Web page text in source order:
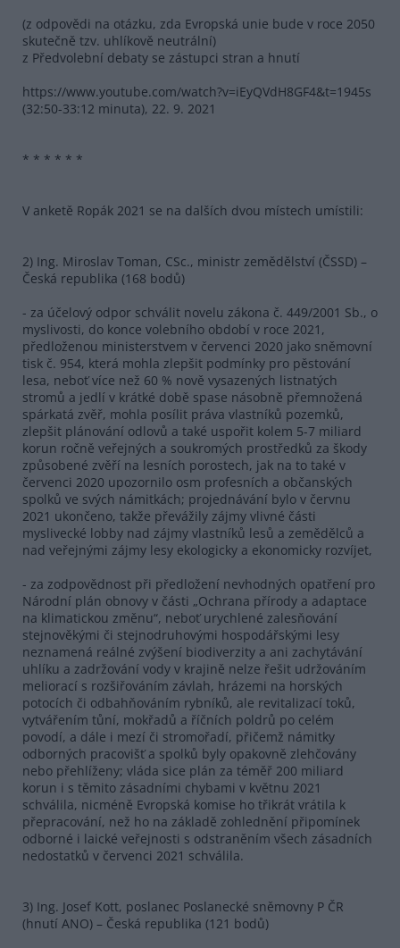
(z odpovědi na otázku, zda Evropská unie bude v roce 2050
skutečně tzv. uhlíkově neutrální)
z Předvolební debaty se zástupci stran a hnutí
https://www.youtube.com/watch?v=iEyQVdH8GF4&t=1945s
(32:50-33:12 minuta), 22. 9. 2021
* * * * * *
V anketě Ropák 2021 se na dalších dvou místech umístili:
2) Ing. Miroslav Toman, CSc., ministr zemědělství (ČSSD) –
Česká republika (168 bodů)
- za účelový odpor schválit novelu zákona č. 449/2001 Sb., o
myslivosti, do konce volebního období v roce 2021,
předloženou ministerstvem v červenci 2020 jako sněmovní
tisk č. 954, která mohla zlepšit podmínky pro pěstování
lesa, neboť více než 60 % nově vysazených listnatých
stromů a jedlí v krátké době spase násobně přemnožená
spárkatá zvěř, mohla posílit práva vlastníků pozemků,
zlepšit plánování odlovů a také uspořit kolem 5-7 miliard
korun ročně veřejných a soukromých prostředků za škody
způsobené zvěří na lesních porostech, jak na to také v
červenci 2020 upozornilo osm profesních a občanských
spolků ve svých námitkách; projednávání bylo v červnu
2021 ukončeno, takže převážily zájmy vlivné části
myslivecké lobby nad zájmy vlastníků lesů a zemědělců a
nad veřejnými zájmy lesy ekologicky a ekonomicky rozvíjet,
- za zodpovědnost při předložení nevhodných opatření pro
Národní plán obnovy v části „Ochrana přírody a adaptace
na klimatickou změnu“, neboť urychlené zalesňování
stejnověkými či stejnodruhovými hospodářskými lesy
neznamená reálné zvýšení biodiverzity a ani zachytávání
uhlíku a zadržování vody v krajině nelze řešit udržováním
meliorací s rozšiřováním závlah, hrázemi na horských
potocích či odbahňováním rybníků, ale revitalizací toků,
vytvářením tůní, mokřadů a říčních poldrů po celém
povodí, a dále i mezí či stromořadí, přičemž námitky
odborných pracovišť a spolků byly opakovně zlehčovány
nebo přehlíženy; vláda sice plán za téměř 200 miliard
korun i s těmito zásadními chybami v květnu 2021
schválila, nicméně Evropská komise ho třikrát vrátila k
přepracování, než ho na základě zohlednění připomínek
odborné i laické veřejnosti s odstraněním všech zásadních
nedostatků v červenci 2021 schválila.
3) Ing. Josef Kott, poslanec Poslanecké sněmovny P ČR
(hnutí ANO) – Česká republika (121 bodů)